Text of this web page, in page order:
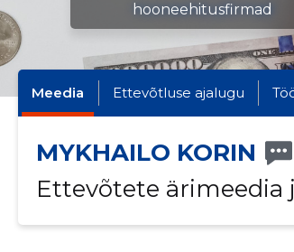
hooneehitusfirmad
Meedia Ettevõtluse ajalugu
MYKHAILO KORIN
Ettevõtete ärimeedia